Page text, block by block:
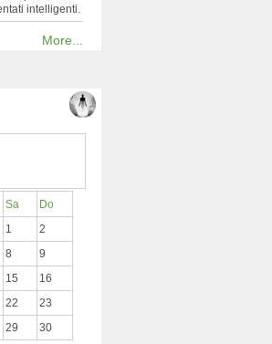
intelligenti.
More...
Sa
Do
1
2
8
9
15
16
22
23
29
30